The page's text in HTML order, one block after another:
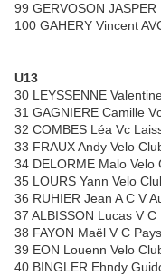
99 GERVOSON
100 GAHERY Vincent
U13
30 LEYSSENNE
31 GAGNIERE Camille
32 COMBES Léa Vc
33 FRAUX Andy Velo
34 DELORME Malo Velo
35 LOURS Yann Velo
36 RUHIER Jean A C V
37 ALBISSON Lucas V
38 FAYON Maël V C
39 EON Louenn Velo
40 BINGLER Ehndy